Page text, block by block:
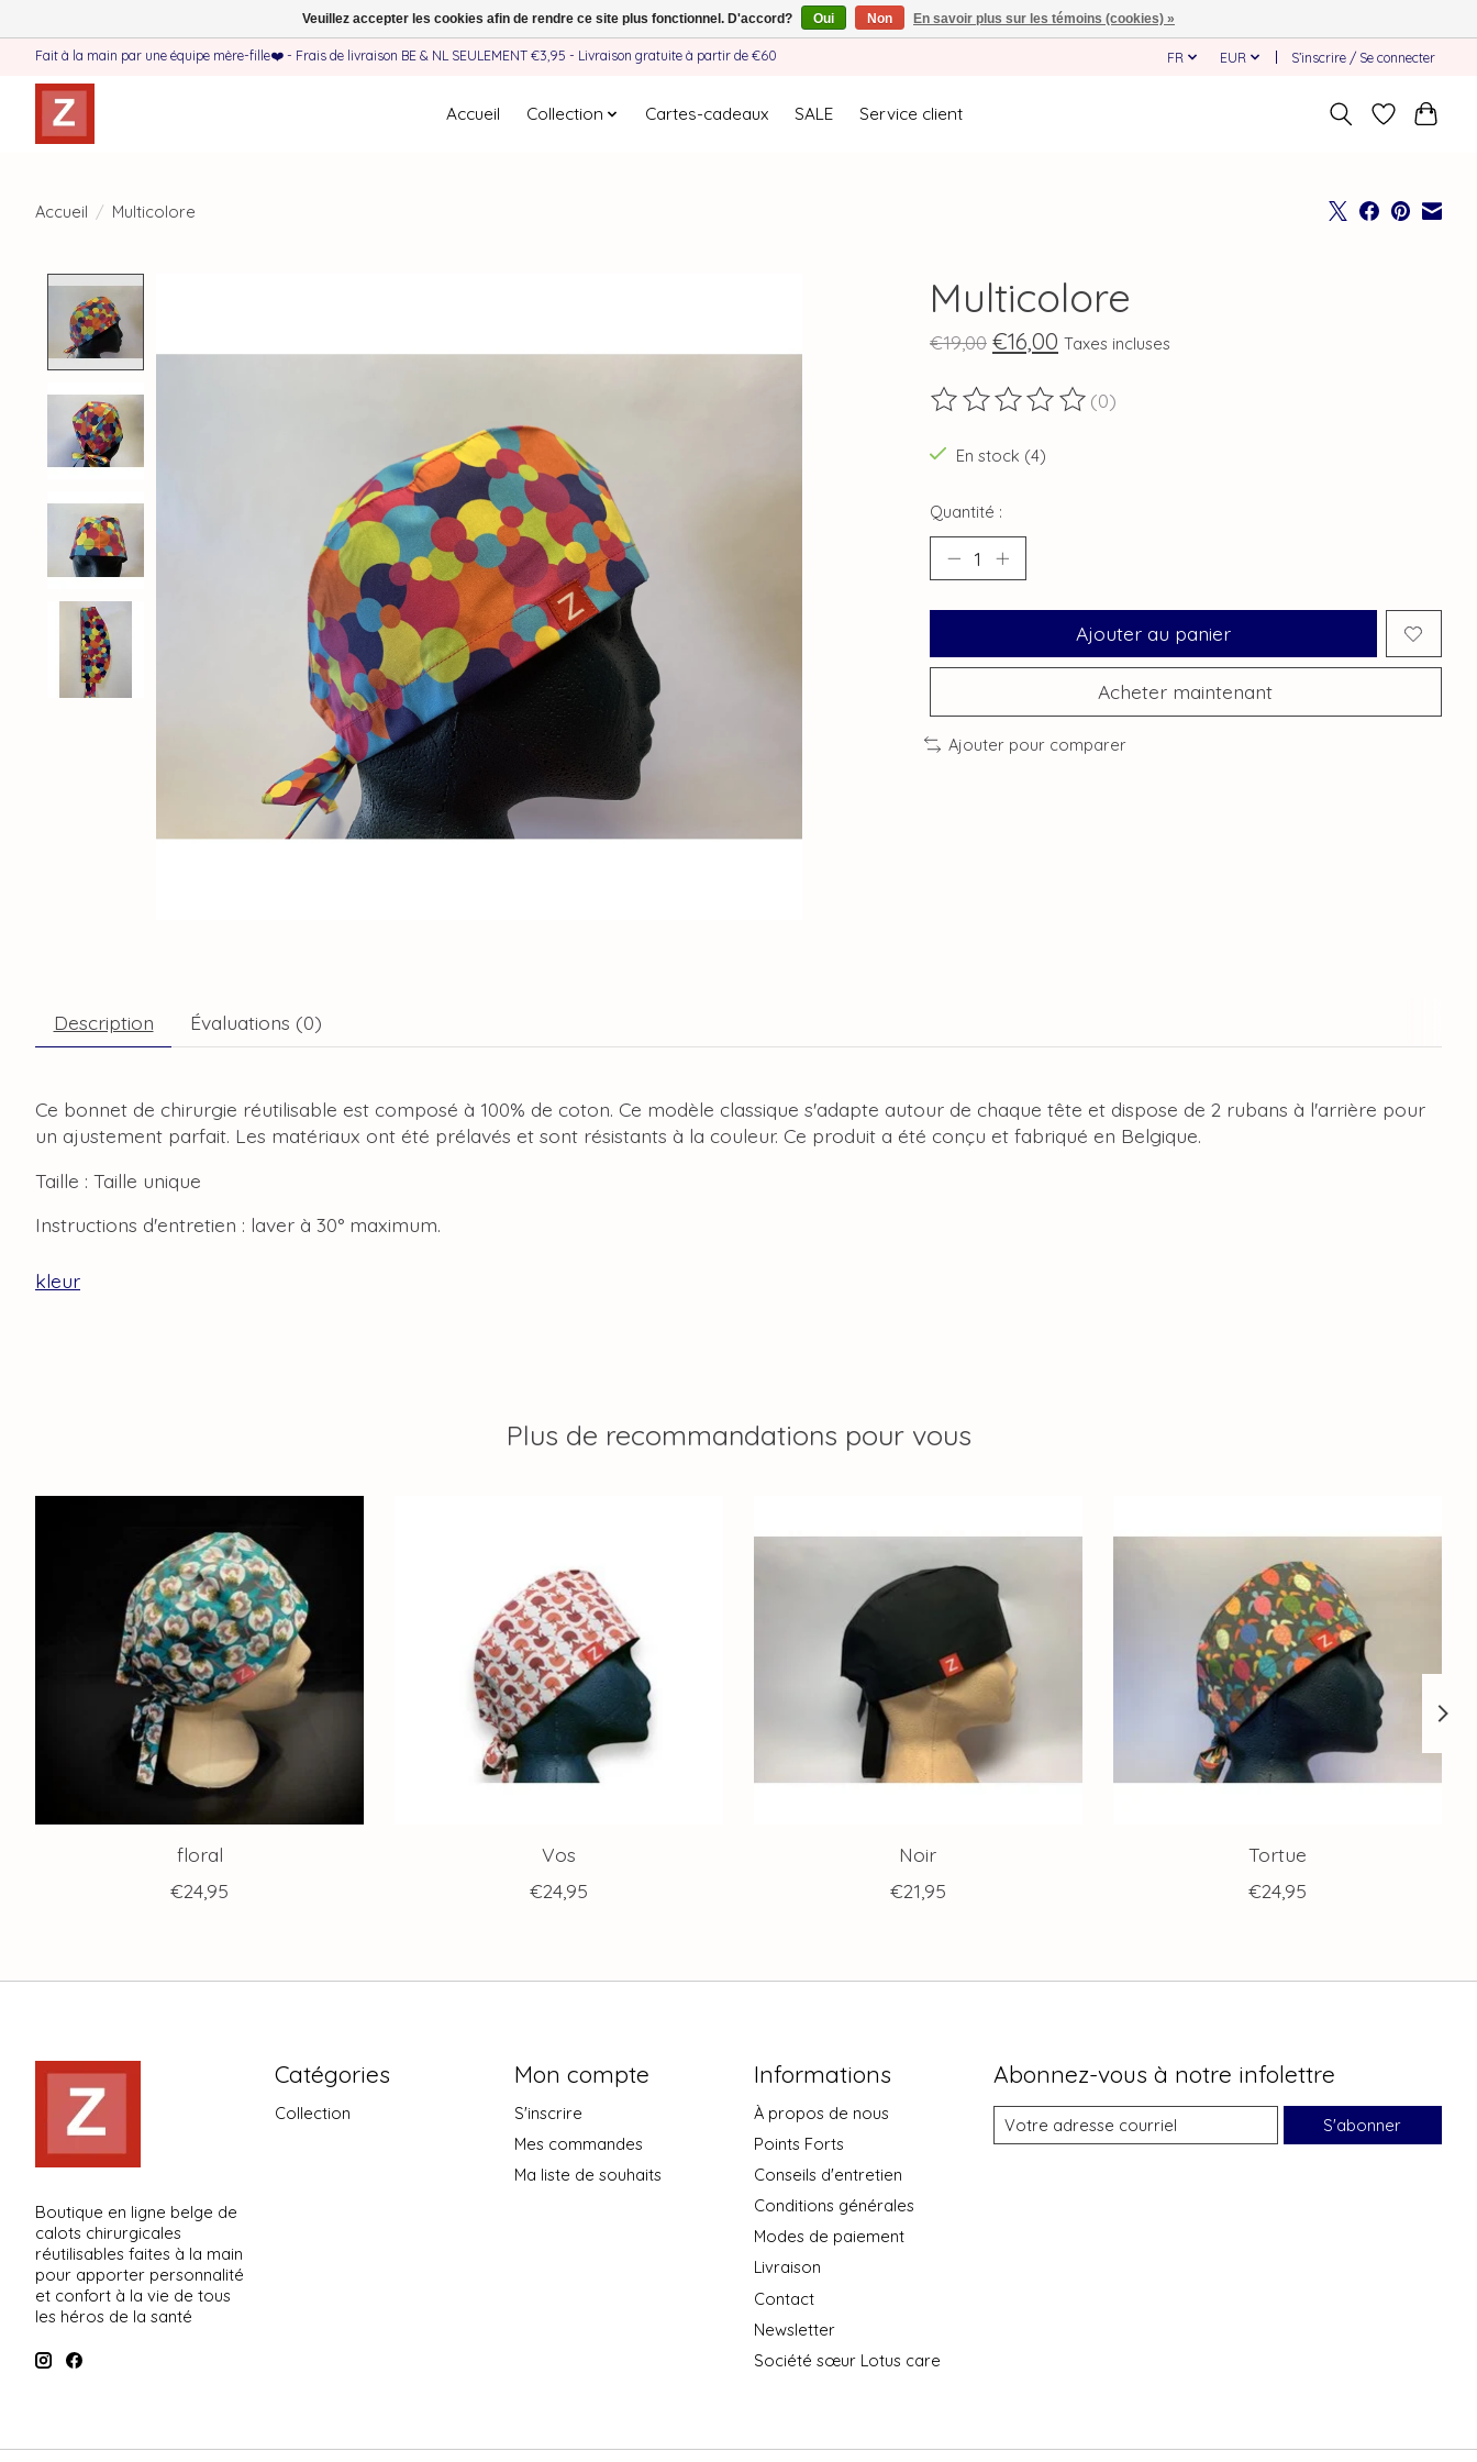
Fait à la main par une équipe mère-fille❤️ - Frais de livraison BE & NL SEULEMENT €3,95 - Livraison gratuite à partir de €60 FR EUR S’inscrire / Se connecter
Accueil Collection Cartes-cadeaux SALE Service client
Accueil / Multicolore
Multicolore
€19,00 €16,00 Taxes incluses
Ce produit est évalué à
(0)
En stock (4)
Quantité :
Ajouter au panier
Acheter maintenant
Ajouter pour comparer
Description Évaluations (0)
Ce bonnet de chirurgie réutilisable est composé à 100% de coton. Ce modèle classique s'adapte autour de chaque tête et dispose de 2 rubans à l'arrière pour
un ajustement parfait. Les matériaux ont été prélavés et sont résistants à la couleur. Ce produit a été conçu et fabriqué en Belgique.
Taille : Taille unique
Instructions d'entretien : laver à 30° maximum.
kleur
Plus de recommandations pour vous
floral
€24,95
Vos
€24,95
Noir
€21,95
Tortue
€24,95
Boutique en ligne belge de
calots chirurgicales
réutilisables faites à la main
pour apporter personnalité
et confort à la vie de tous
les héros de la santé
Catégories
Collection
Mon compte
S'inscrire
Mes commandes
Ma liste de souhaits
Informations
À propos de nous
Points Forts
Conseils d'entretien
Conditions générales
Modes de paiement
Livraison
Contact
Newsletter
Société sœur Lotus care
Abonnez-vous à notre infolettre
S'abonner
Veuillez accepter les cookies afin de rendre ce site plus fonctionnel. D'accord? Oui Non En savoir plus sur les témoins (cookies) »